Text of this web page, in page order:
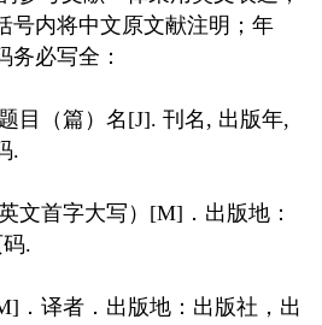
号内将中文原文献注明；年
务必写全：
目（篇）名[J]. 刊名, 出版年,
.
文首字大写）[M]．出版地：
.
．译者．出版地：出版社，出